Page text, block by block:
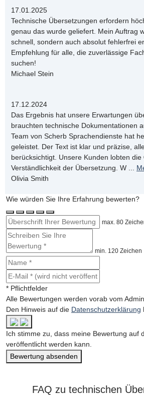
17.01.2025
Technische Übersetzungen erfordern
genau das wurde geliefert. Mein Auftrag
schnell, sondern auch absolut fehlerfrei
Empfehlung für alle, die zuverlässige
suchen!
Michael Stein
17.12.2024
Das Ergebnis hat unsere Erwartungen
brauchten technische Dokumentationen
Team von Scherb Sprachendienste hat
geleistet. Der Text ist klar und präzise,
berücksichtigt. Unsere Kunden lobten die
Verständlichkeit der Übersetzung. W
Olivia Smith
Wie würden Sie Ihre Erfahrung bewerten?
max. 80
min. 120 Zeichen
* Pflichtfelder
Alle Bewertungen werden vorab vom
Den Hinweis auf die Datenschutzerklärung
Ich stimme zu, dass meine Bewertung auf
veröffentlicht werden kann.
Bewertung absenden
FAQ zu technischen